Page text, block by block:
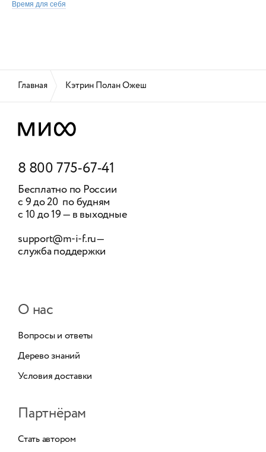
Время для себя
Главная Кэтрин Полан Ожеш
8 800 775-67-41
Бесплатно по России
с 9 до 20 по будням
с 10 до 19 — в выходные
support@m-i-f.ru—
служба поддержки
О нас
Вопросы и ответы
Дерево знаний
Условия доставки
Партнёрам
Стать автором